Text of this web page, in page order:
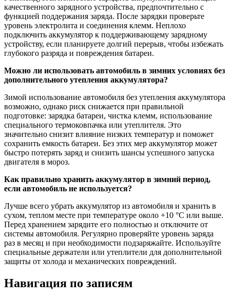
качественного зарядного устройства, предпочтительно с
функцией поддержания заряда. После зарядки проверьте
уровень электролита и соединения клемм. Неплохо
подключить аккумулятор к поддерживающему зарядному
устройству, если планируете долгий перерыв, чтобы избежать
глубокого разряда и повреждения батареи.
Можно ли использовать автомобиль в зимних условиях без
дополнительного утепления аккумулятора?
Зимой использование автомобиля без утепления аккумулятора
возможно, однако риск снижается при правильной
подготовке: зарядка батареи, чистка клемм, использование
специального термоковпачка или утеплителя. Это
значительно снизит влияние низких температур и поможет
сохранить емкость батареи. Без этих мер аккумулятор может
быстро потерять заряд и снизить шансы успешного запуска
двигателя в мороз.
Как правильно хранить аккумулятор в зимний период,
если автомобиль не используется?
Лучше всего убрать аккумулятор из автомобиля и хранить в
сухом, теплом месте при температуре около +10 °C или выше.
Перед хранением зарядите его полностью и отключите от
системы автомобиля. Регулярно проверяйте уровень заряда
раз в месяц и при необходимости подзаряжайте. Используйте
специальные держатели или утеплители для дополнительной
защиты от холода и механических повреждений.
Навигация по записям